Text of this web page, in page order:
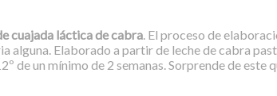
cuajada láctica de cabra. El proceso de
alguna. Elaborado a partir de leche de cabra
un mínimo de 2 semanas. Sorprende de este